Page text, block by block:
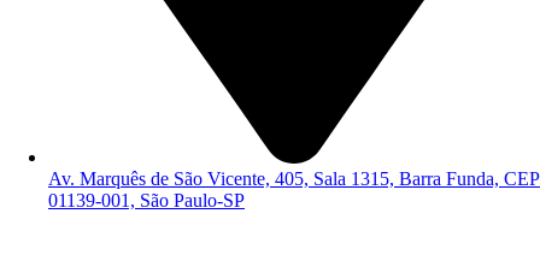
Av. Marquês de São Vicente, 405, Sala 1315, Barra Funda, CEP
01139-001, São Paulo-SP